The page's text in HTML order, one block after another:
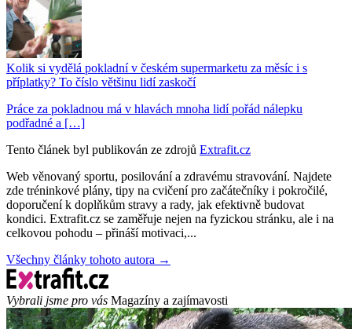
Kolik si vydělá pokladní v českém supermarketu za měsíc i s
příplatky? To číslo většinu lidí zaskočí
Práce za pokladnou má v hlavách mnoha lidí pořád nálepku
podřadné a […]
Tento článek byl publikován ze zdrojů Extrafit.cz
Web věnovaný sportu, posilování a zdravému stravování. Najdete
zde tréninkové plány, tipy na cvičení pro začátečníky i pokročilé,
doporučení k doplňkům stravy a rady, jak efektivně budovat
kondici. Extrafit.cz se zaměřuje nejen na fyzickou stránku, ale i na
celkovou pohodu – přináší motivaci,...
Všechny články tohoto autora →
Vybrali jsme pro vás Magazíny a zajímavosti